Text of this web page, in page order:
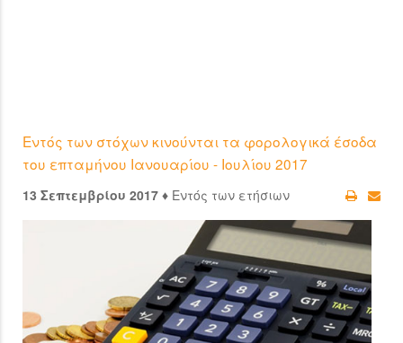
Εντός των στόχων κινούνται τα φορολογικά έσοδα
του επταμήνου Ιανουαρίου - Ιουλίου 2017
13 Σεπτεμβρίου 2017 ♦ Εντός των ετήσιων